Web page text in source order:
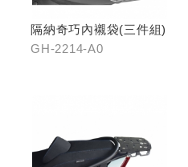
隔納奇巧內襯袋(三件組)
GH-2214-A0